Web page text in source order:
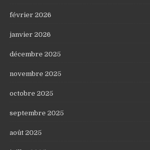
février 2026
janvier 2026
décembre 2025
novembre 2025
octobre 2025
septembre 2025
août 2025